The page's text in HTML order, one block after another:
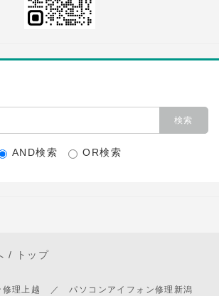
AND検索 OR検索
/ トップ
修理上越 ／ パソコンアイフォン修理新潟